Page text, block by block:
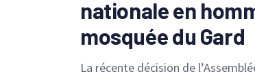
nationale en
mosquée du Gard
La récente décision de